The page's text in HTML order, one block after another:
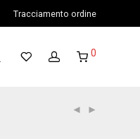
Tracciamento ordine
0